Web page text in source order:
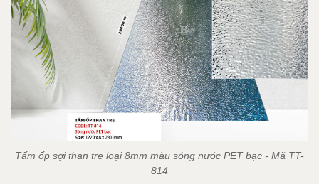
Tấm ốp sợi than tre loại 8mm màu sóng nước PET bạc - Mã TT-
814